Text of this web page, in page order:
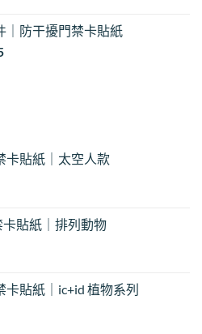
｜防干擾門禁卡貼紙
價
NT$35
卡貼紙｜太空人款
貼紙｜排列動物
卡貼紙｜ic+id 植物系列